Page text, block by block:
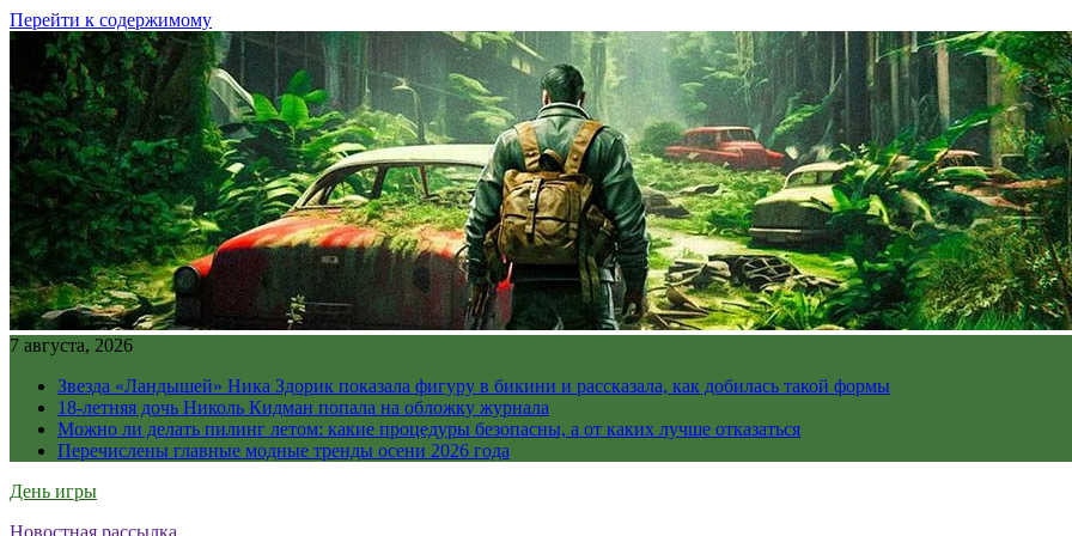
Перейти к содержимому
7 августа, 2026
Звезда «Ландышей» Ника Здорик показала фигуру в бикини и рассказала, как добилась такой формы
18-летняя дочь Николь Кидман попала на обложку журнала
Можно ли делать пилинг летом: какие процедуры безопасны, а от каких лучше отказаться
Перечислены главные модные тренды осени 2026 года
День игры
Новостная рассылка